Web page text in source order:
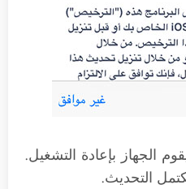
الجهاز بإعادة التشغيل.
التحديث.